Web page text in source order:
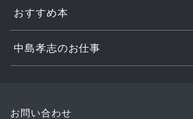
おすすめ本
中島孝志のお仕事
お問い合わせ